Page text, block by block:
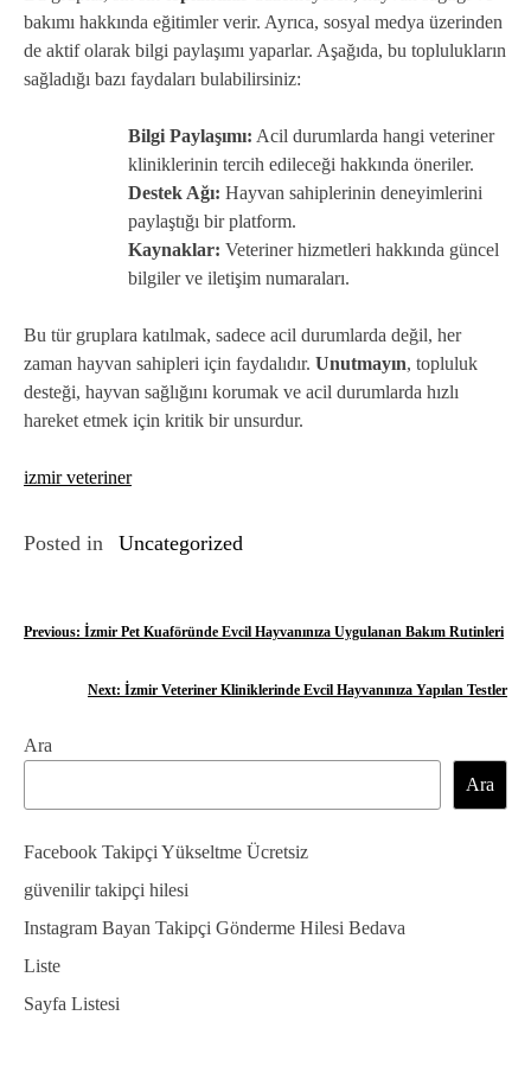
bakımı hakkında eğitimler verir. Ayrıca, sosyal medya üzerinden
de aktif olarak bilgi paylaşımı yaparlar. Aşağıda, bu toplulukların
sağladığı bazı faydaları bulabilirsiniz:
Bilgi Paylaşımı: Acil durumlarda hangi veteriner
kliniklerinin tercih edileceği hakkında öneriler.
Destek Ağı: Hayvan sahiplerinin deneyimlerini
paylaştığı bir platform.
Kaynaklar: Veteriner hizmetleri hakkında güncel
bilgiler ve iletişim numaraları.
Bu tür gruplara katılmak, sadece acil durumlarda değil, her
zaman hayvan sahipleri için faydalıdır. Unutmayın, topluluk
desteği, hayvan sağlığını korumak ve acil durumlarda hızlı
hareket etmek için kritik bir unsurdur.
izmir veteriner
Posted in Uncategorized
Y
ı
g
e
z
i
n
m
Previous: İzmir Pet Kuaföründe Evcil Hayvanınıza Uygulanan Bakım Rutinleri
Next: İzmir Veteriner Kliniklerinde Evcil Hayvanınıza Yapılan Testler
Ara
Ara
Facebook Takipçi Yükseltme Ücretsiz
güvenilir takipçi hilesi
Instagram Bayan Takipçi Gönderme Hilesi Bedava
Liste
Sayfa Listesi